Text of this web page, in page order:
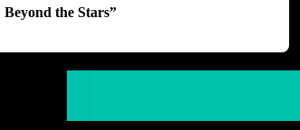
Beyond the Stars”